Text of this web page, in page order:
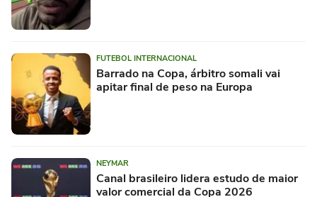
FUTEBOL INTERNACIONAL
Barrado na Copa, árbitro somali vai
apitar final de peso na Europa
NEYMAR
Canal brasileiro lidera estudo de maior
valor comercial da Copa 2026